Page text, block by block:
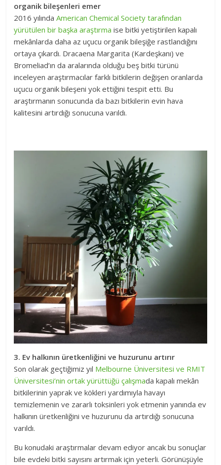
organik bileşenleri emer
2016 yılındaAmerican Chemical Society tarafından
yürütülen bir başka araştırma ise bitki yetiştirilen kapalı
mekânlarda daha az uçucu organik bileşiğe rastlandığını
ortaya çıkardı. Dracaena Margarita (Kardeşkanı) ve
Bromeliad’ın da aralarında olduğu beş bitki türünü
inceleyen araştırmacılar farklı bitkilerin değişen oranlarda
uçucu organik bileşeni yok ettiğini tespit etti. Bu
araştırmanın sonucunda da bazı bitkilerin evin hava
kalitesini artırdığı sonucuna varıldı.
3. Ev halkının üretkenliğini ve huzurunu artırır
Son olarak geçtiğimiz yıl Melbourne Üniversitesi ve RMIT
Üniversitesi’nin ortak yürüttüğü çalışmada kapalı mekân
bitkilerinin yaprak ve kökleri yardımıyla havayı
temizlemenin ve zararlı toksinleri yok etmenin yanında ev
halkının üretkenliğini ve huzurunu da artırdığı sonucuna
varıldı.
Bu konudaki araştırmalar devam ediyor ancak bu sonuçlar
bile evdeki bitki sayısını artırmak için yeterli. Görünüşüyle